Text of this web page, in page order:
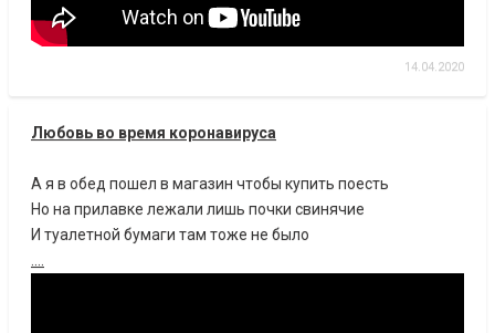
14.04.2020
Любовь во время коронавируса
А я в обед пошел в магазин чтобы купить поесть
Но на прилавке лежали лишь почки свинячие
И туалетной бумаги там тоже не было